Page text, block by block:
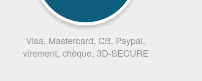
Visa, Mastercard, CB, Paypal,
virement, chèque, 3D-SECURE